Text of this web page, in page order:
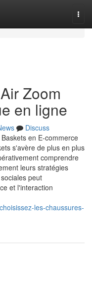
Zoom
en ligne
Discuss
en E-commerce
s'avère de plus en plus
comprendre
leurs stratégies
peut
et l'interaction
les-chaussures-